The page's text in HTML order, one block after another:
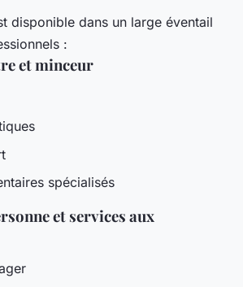
disponible dans un large éventail
:
et minceur
spécialisés
et services aux